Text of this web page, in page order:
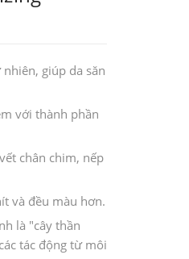
giúp da săn
với thành phần
chân chim, nếp
và đều màu hơn.
là "cây thần
tác động từ môi